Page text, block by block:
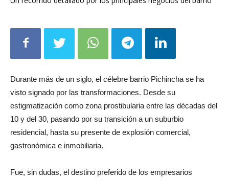
Durante más de un siglo, el célebre barrio Pichincha se ha
visto signado por las transformaciones. Desde su
estigmatización como zona prostibularia entre las décadas del
10 y del 30, pasando por su transición a un suburbio
residencial, hasta su presente de explosión comercial,